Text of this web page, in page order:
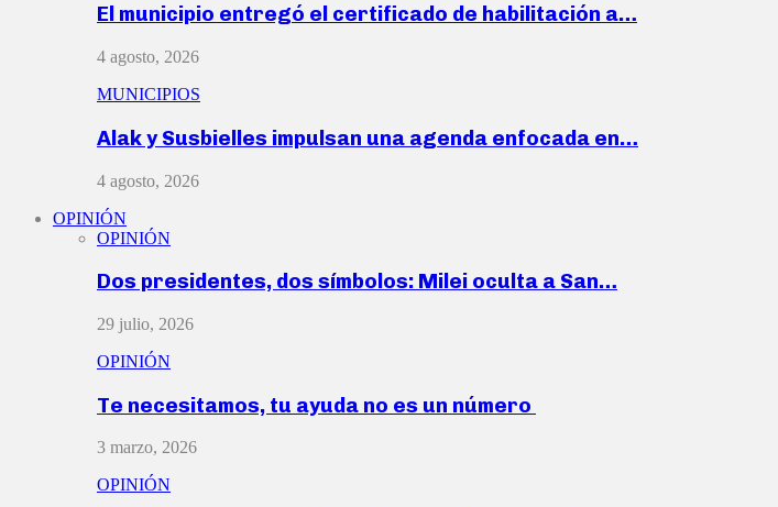
El municipio entregó el certificado de habilitación a…
4 agosto, 2026
MUNICIPIOS
Alak y Susbielles impulsan una agenda enfocada en…
4 agosto, 2026
OPINIÓN
OPINIÓN
Dos presidentes, dos símbolos: Milei oculta a San…
29 julio, 2026
OPINIÓN
Te necesitamos, tu ayuda no es un número
3 marzo, 2026
OPINIÓN